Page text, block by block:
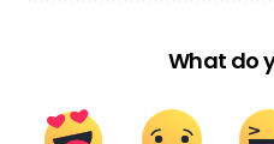
What do